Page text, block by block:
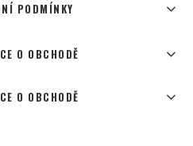
PODMÍNKY
O OBCHODĚ
O OBCHODĚ